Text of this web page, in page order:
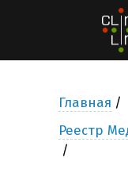
Главная
Реестр